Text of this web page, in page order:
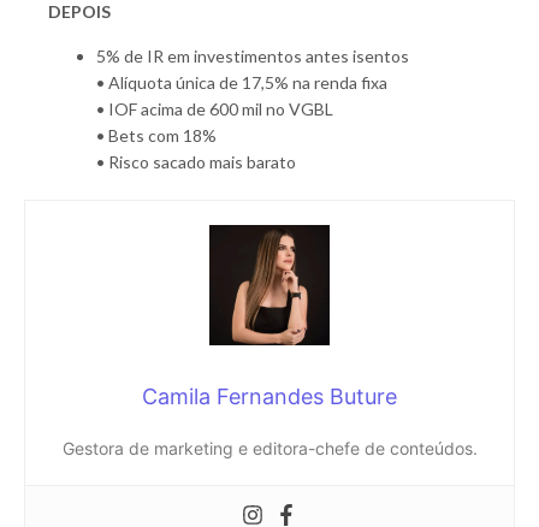
DEPOIS
5% de IR em investimentos antes isentos
• Alíquota única de 17,5% na renda fixa
• IOF acima de 600 mil no VGBL
• Bets com 18%
• Risco sacado mais barato
Camila Fernandes Buture
Gestora de marketing e editora-chefe de conteúdos.